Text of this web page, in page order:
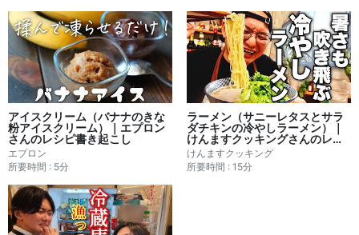
アイスクリーム（バナナのきな
粉アイスクリーム）｜エプロン
さんのレシピ書き起こし
エプロン
所要時間 : 5分
ラーメン（サニーレタスとサラ
ダチキンの冷やしラーメン）｜
けんますクッキングさんのレシ
ピ書き起こし
けんますクッキング
所要時間 : 15分